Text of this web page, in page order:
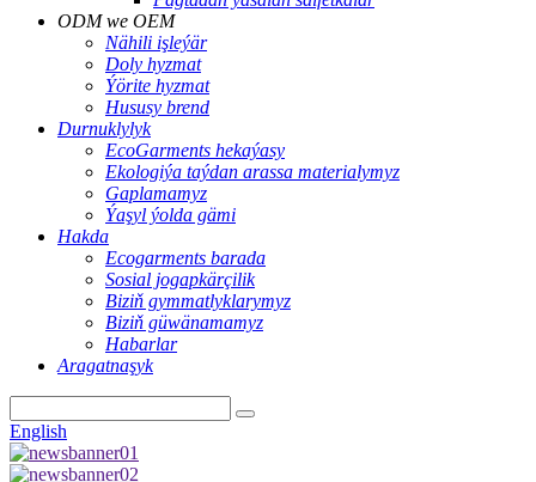
ODM we OEM
Nähili işleýär
Doly hyzmat
Ýörite hyzmat
Hususy brend
Durnuklylyk
EcoGarments hekaýasy
Ekologiýa taýdan arassa materialymyz
Gaplamamyz
Ýaşyl ýolda gämi
Hakda
Ecogarments barada
Sosial jogapkärçilik
Biziň gymmatlyklarymyz
Biziň güwänamamyz
Habarlar
Aragatnaşyk
English